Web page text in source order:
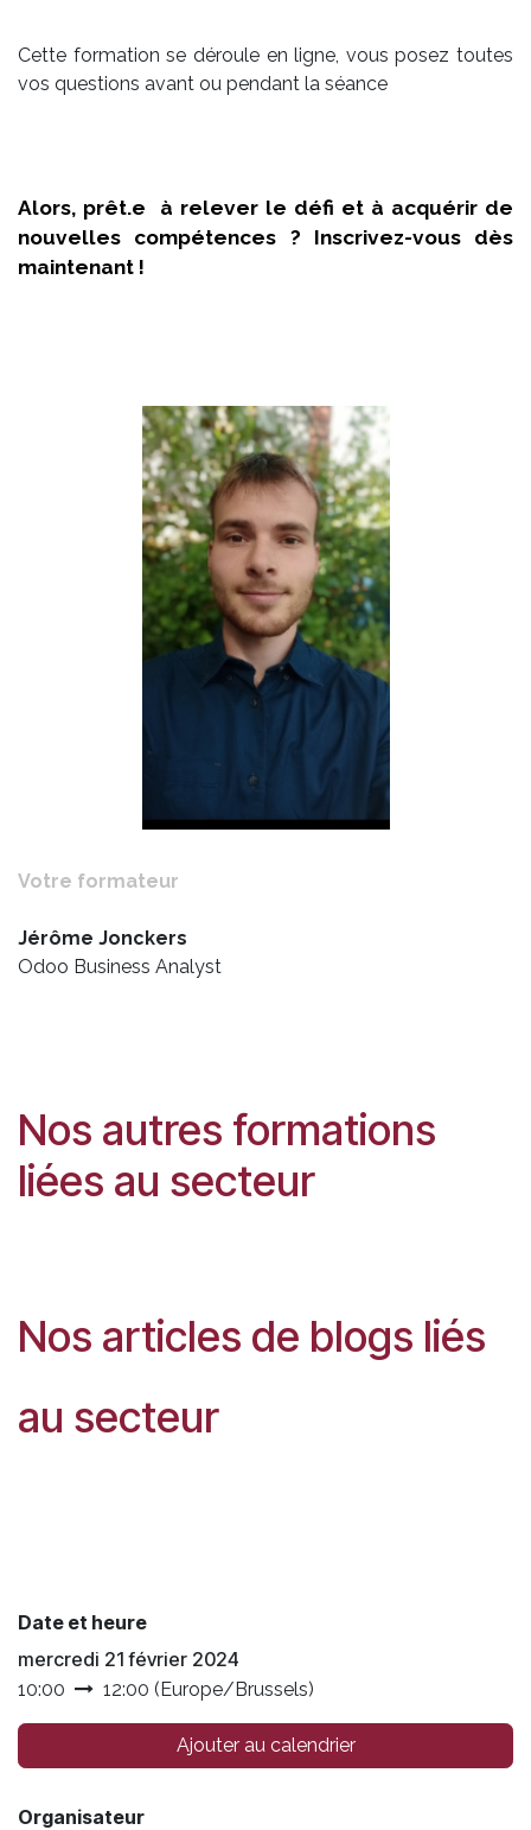
Cette formation se déroule en ligne, vous posez toutes
vos questions avant ou pendant la séance
Alors, prêt.e à relever le défi et à acquérir de
nouvelles compétences ? Inscrivez-vous dès
maintenant !
Votre formateur
Jérôme Jonckers
Odoo Business Analyst
Nos autres formations
liées au secteur
Nos articles de blogs liés
au secteur
Date et heure
mercredi 21 février 2024
10:00 12:00 (Europe/Brussels)
Ajouter au calendrier
Organisateur